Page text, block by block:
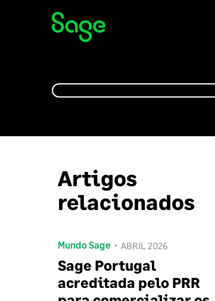
Artigos
relacionados
Mundo Sage ABRIL 2026
Sage Portugal
acreditada pelo PRR